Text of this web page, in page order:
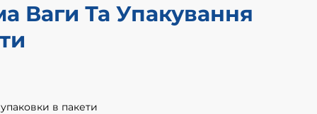
Ваги Та Упакування
в пакети